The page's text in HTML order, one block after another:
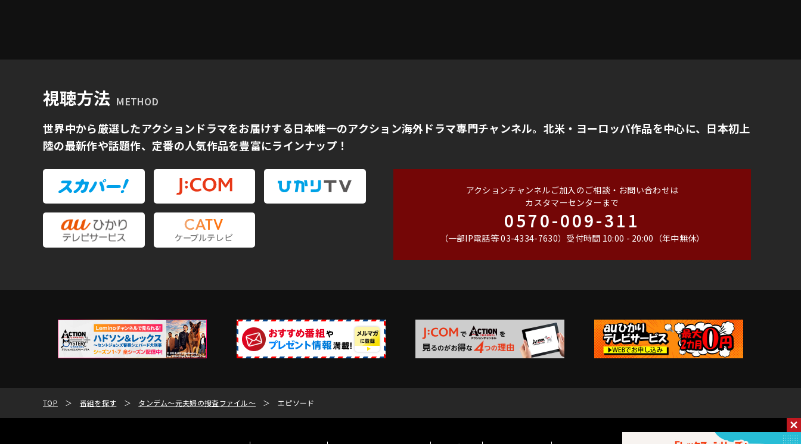
視聴方法 METHOD
世界中から厳選したアクションドラマをお届けする日本唯一のアクション海外ドラマ専門チャンネル。北米・ヨーロッパ作品を中心に、日本初上
陸の最新作や話題作、定番の人気作品を豊富にラインナップ！
アクションチャンネルご加入のご相談・お問い合わせは
カスタマーセンターまで
0570-009-311
（一部IP電話等 03-4334-7630） 受付時間 10:00 - 20:00（年中無休）
TOP 番組を探す タンデム～元夫婦の捜査ファイル～ エピソード